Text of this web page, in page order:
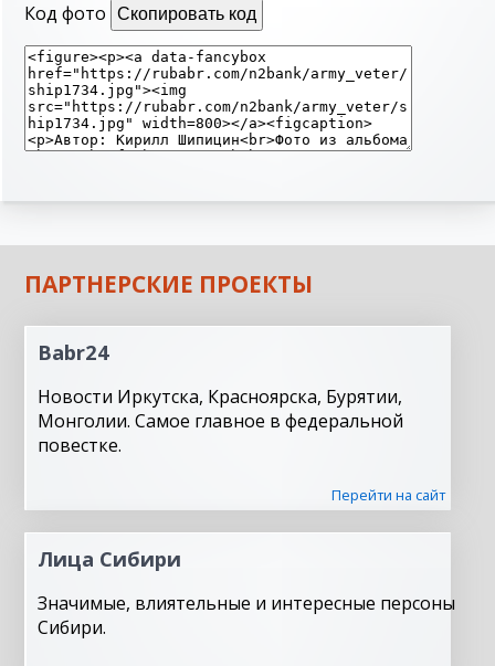
Код фото Скопировать код
ПАРТНЕРСКИЕ ПРОЕКТЫ
Babr24
Новости Иркутска, Красноярска, Бурятии,
Монголии. Самое главное в федеральной
повестке.
Перейти на сайт
Лица Сибири
Значимые, влиятельные и интересные персоны
Сибири.